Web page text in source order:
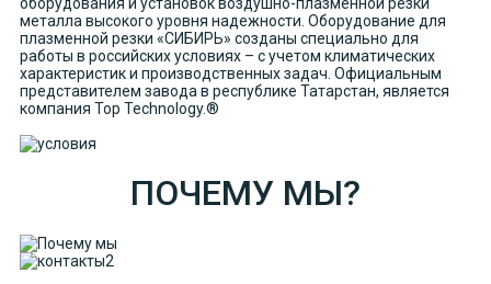
оборудования и установок воздушно-плазменной резки
металла высокого уровня надежности. Оборудование для
плазменной резки «СИБИРЬ» созданы специально для
работы в российских условиях – с учетом климатических
характеристик и производственных задач. Официальным
представителем завода в республике Татарстан, является
компания Top Technology.®
ПОЧЕМУ МЫ?